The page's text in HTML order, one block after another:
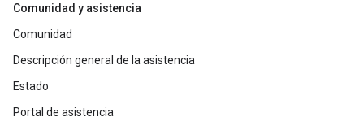
Comunidad y asistencia
Comunidad
Descripción general de la asistencia
Estado
Portal de asistencia